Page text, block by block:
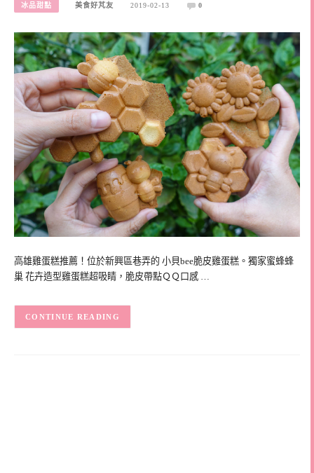
冰品甜點 美食好芃友 2019-02-13 0
高雄雞蛋糕推薦！位於新興區巷弄的 小貝bee脆皮雞蛋糕。獨家蜜蜂蜂
巢 花卉造型雞蛋糕超吸睛，脆皮帶點ＱＱ口感 …
CONTINUE READING